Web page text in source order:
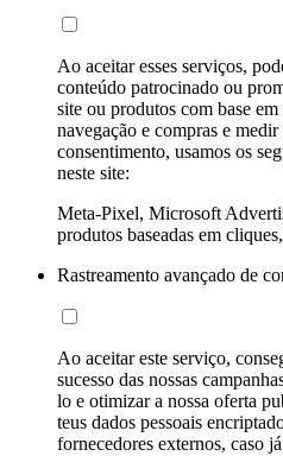
Ao aceitar esses serviços,
conteúdo patrocinado ou
site ou produtos com base
navegação e compras e
consentimento, usamos os
neste site:
Meta-Pixel, Microsoft
produtos baseadas em
Rastreamento avançado de
Ao aceitar este serviço,
sucesso das nossas
lo e otimizar a nossa oferta
teus dados pessoais
fornecedores externos, caso